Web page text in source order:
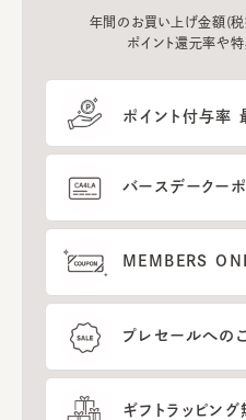
年間のお買い上げ金額(税
ポイント還元率や特
ポイント付与率
バースデークー
MEMBERS
プレセールへの
ギフトラッピン